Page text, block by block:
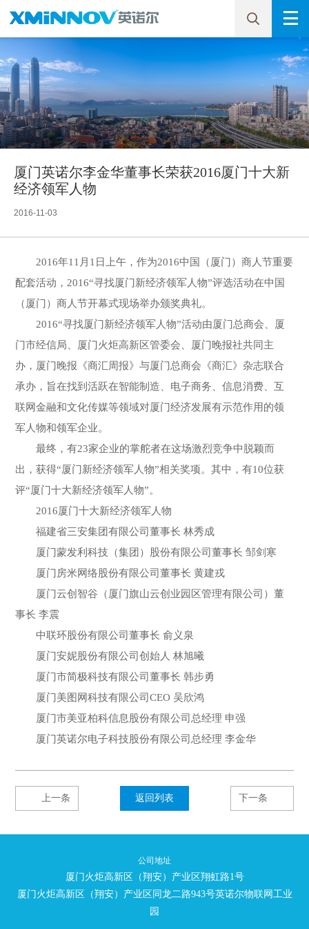
厦门英诺尔李金华董事长荣获2016厦门十大新
经济领军人物
2016-11-03
2016年11月1日上午，作为2016中国（厦门）商人节重要
配套活动，2016“寻找厦门新经济领军人物”评选活动在中国
（厦门）商人节开幕式现场举办颁奖典礼。
2016“寻找厦门新经济领军人物”活动由厦门总商会、厦
门市经信局、厦门火炬高新区管委会、厦门晚报社共同主
办，厦门晚报《商汇周报》与厦门总商会《商汇》杂志联合
承办，旨在找到活跃在智能制造、电子商务、信息消费、互
联网金融和文化传媒等领域对厦门经济发展有示范作用的领
军人物和领军企业。
最终，有23家企业的掌舵者在这场激烈竞争中脱颖而
出，获得“厦门新经济领军人物”相关奖项。其中，有10位获
评“厦门十大新经济领军人物”。
2016厦门十大新经济领军人物
福建省三安集团有限公司董事长 林秀成
厦门蒙发利科技（集团）股份有限公司董事长 邹剑寒
厦门房米网络股份有限公司董事长 黄建戎
厦门云创智谷（厦门旗山云创业园区管理有限公司）董
事长 李震
中联环股份有限公司董事长 俞义泉
厦门安妮股份有限公司创始人 林旭曦
厦门市简极科技有限公司董事长 韩步勇
厦门美图网科技有限公司CEO 吴欣鸿
厦门市美亚柏科信息股份有限公司总经理 申强
厦门英诺尔电子科技股份有限公司总经理 李金华
上一条 返回列表 下一条
公司地址
厦门火炬高新区（翔安）产业区翔虹路1号
厦门火炬高新区（翔安）产业区同龙二路943号英诺尔物联网工业
园